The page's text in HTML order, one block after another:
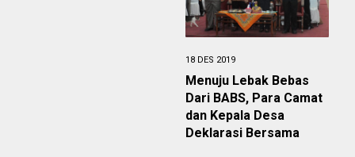
18 DES 2019
Menuju Lebak Bebas
Dari BABS, Para Camat
dan Kepala Desa
Deklarasi Bersama